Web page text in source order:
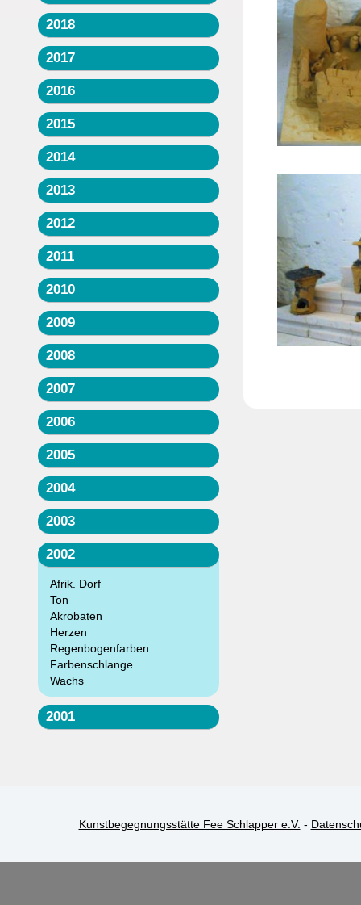
2018
2017
2016
2015
2014
2013
2012
2011
2010
2009
2008
2007
2006
2005
2004
2003
2002
Afrik. Dorf
Ton
Akrobaten
Herzen
Regenbogenfarben
Farbenschlange
Wachs
2001
Kunstbegegnungsstätte Fee Schlapper e.V. -